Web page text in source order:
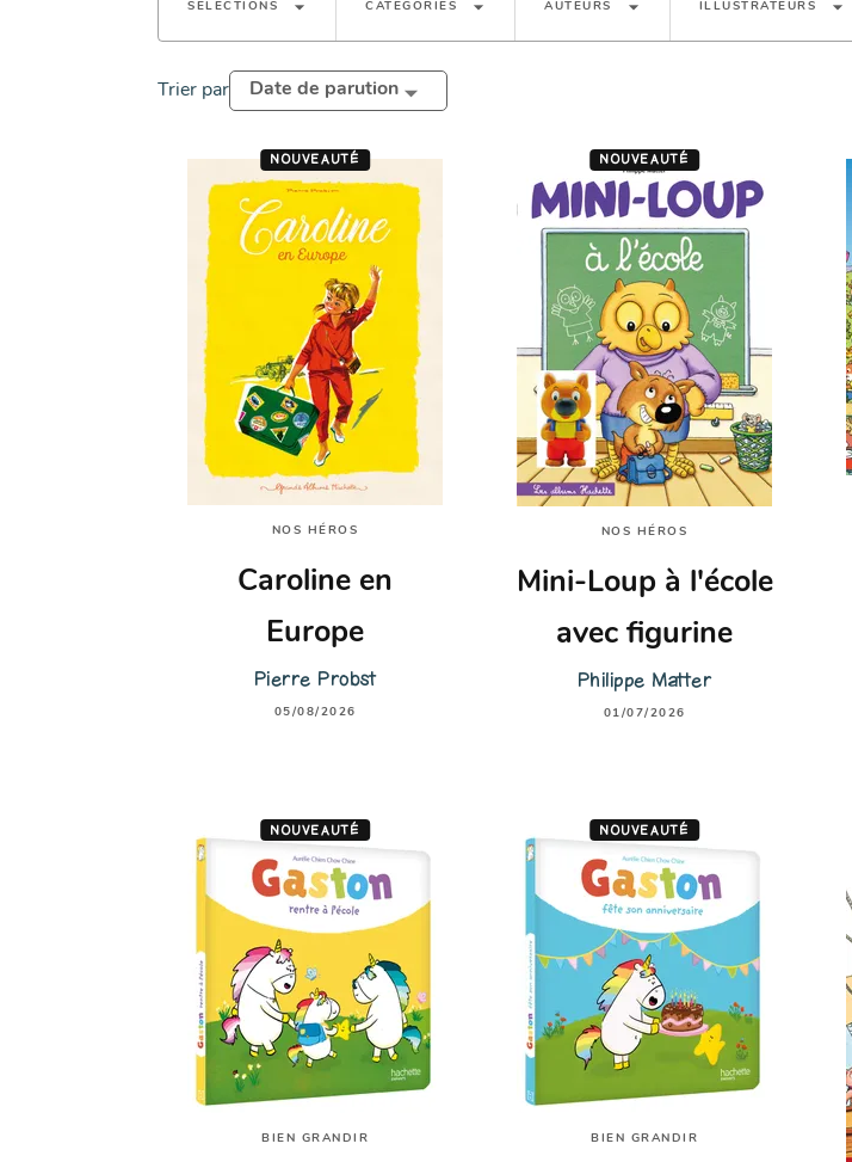
SÉLECTIONS arrow_drop_down CATÉGORIES arrow_drop_down AUTEURS arrow_drop_down ILLUSTRATEURS arrow_drop_down
Trier par Date de parution
NOUVEAUTÉ
NOS HÉROS
Caroline en
Europe
Pierre Probst
05/08/2026
NOUVEAUTÉ
NOS HÉROS
Mini-Loup à l'école
avec figurine
Philippe Matter
01/07/2026
NOUVEAUTÉ
BIEN GRANDIR
NOUVEAUTÉ
BIEN GRANDIR